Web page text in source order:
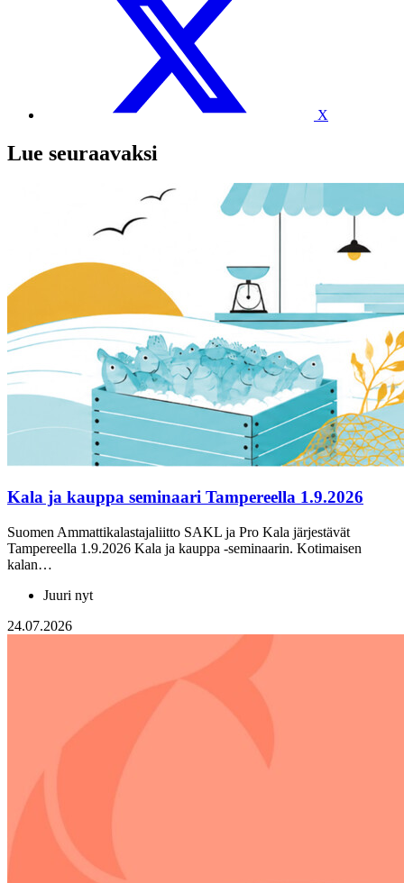
X
Lue seuraavaksi
Kala ja kauppa seminaari Tampereella 1.9.2026
Suomen Ammattikalastajaliitto SAKL ja Pro Kala järjestävät
Tampereella 1.9.2026 Kala ja kauppa -seminaarin. Kotimaisen
kalan…
Juuri nyt
24.07.2026